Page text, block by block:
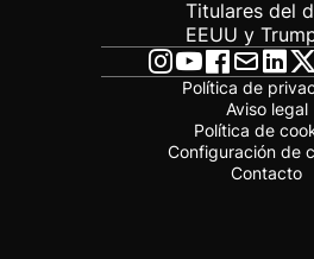
Titulares del
EEUU y
Política de
Aviso legal
Política de
Configuración de
Contacto